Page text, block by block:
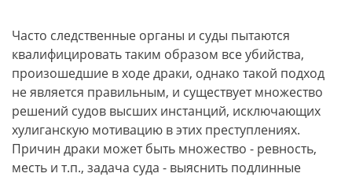
Часто следственные органы и суды пытаются
квалифицировать таким образом все убийства,
произошедшие в ходе драки, однако такой подход
не является правильным, и существует множество
решений судов высших инстанций, исключающих
хулиганскую мотивацию в этих преступлениях.
Причин драки может быть множество - ревность,
месть и т.п., задача суда - выяснить подлинные